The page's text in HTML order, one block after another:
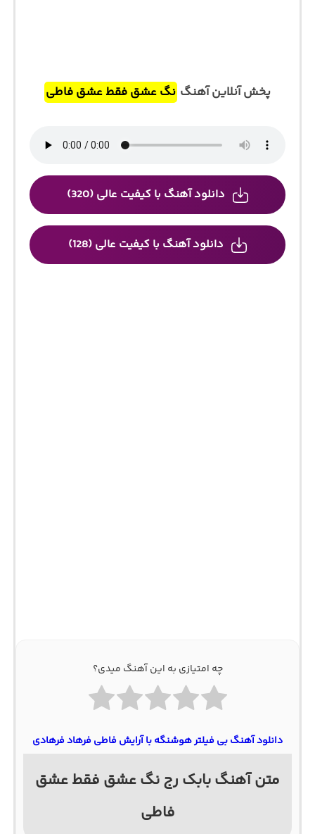
پخش آنلاین آهنگ نگ عشق فقط عشق فاطی
دانلود آهنگ با کیفیت عالی (320)
دانلود آهنگ با کیفیت عالی (128)
چه امتیازی به این آهنگ میدی؟
دانلود آهنگ بی فیلتر هوشنگه با آرایش فاطی فرهاد فرهادی
متن آهنگ بابک رج نگ عشق فقط عشق
فاطی